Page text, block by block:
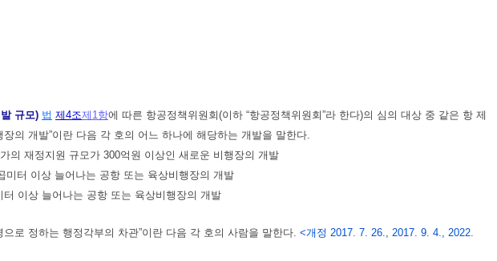
규모) 법 제4조제1항에 따른 항공정책위원회(이하 “항공정책위원회”라 한다)의 심의 대상 중 같은 항 제
의 개발”이란 다음 각 호의 어느 하나에 해당하는 개발을 말한다.
의 재정지원 규모가 300억원 이상인 새로운 비행장의 개발
터 이상 늘어나는 공항 또는 육상비행장의 개발
이상 늘어나는 공항 또는 육상비행장의 개발
으로 정하는 행정각부의 차관”이란 다음 각 호의 사람을 말한다. <개정 2017. 7. 26., 2017. 9. 4., 2022.